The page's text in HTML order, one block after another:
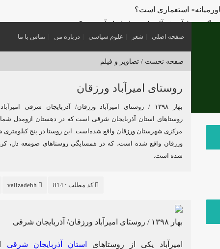
استعماری است؟
و تل‌آویو؛ «آلترناتیو» یا «ابزار آشوب»؟
سیاسی؛ چگونه فاتحان نام کشورهای امروز را نوشتند؟
تا ایالات متحده
در یکصد سال اخیر چه کسی بود؟
«بمباران برای تسلیم» آمریکا در برابر ایران قفل شده است؟
صفحه اصلی شعر علوم سیاسی درباره من تماس با ما
صفحه نخست / تصاویر و فیلم
روستای امیرآباد ورزقان
بهار ۱۳۹۸ / روستای امیرآباد ورزقان/ آذربایجان شرقی
روستاهای استان آذربایجان شرقی است که در دهستان ازومدل
مرکزی شهرستان ورزقان واقع شده‌است. این روستا در پنج
ورزقان واقع شده است، که در همسایگی روستاهای صومعه دل،
شده است.
valizadehh کد مطلب : 814
بهار ۱۳۹۸ / روستای امیرآباد ورزقان/ آذربایجان شرقی
امیرآباد یکی از روستاهای استان آذربایجان شرقی